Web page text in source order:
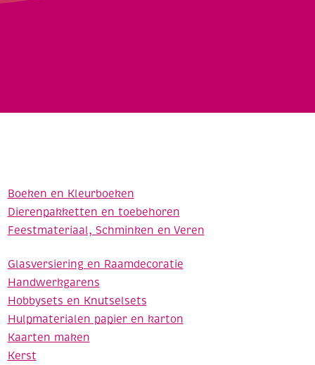
Boeken en Kleurboeken
Dierenpakketten en toebehoren
Feestmateriaal, Schminken en Veren
Glasversiering en Raamdecoratie
Handwerkgarens
Hobbysets en Knutselsets
Hulpmaterialen papier en karton
Kaarten maken
Kerst